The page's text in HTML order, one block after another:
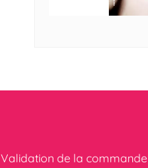
Validation de la commande